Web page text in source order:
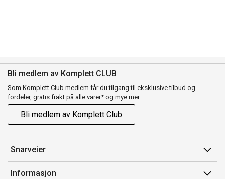
Bli medlem av Komplett CLUB
Som Komplett Club medlem får du tilgang til eksklusive tilbud og
fordeler, gratis frakt på alle varer* og mye mer.
Bli medlem av Komplett Club
Snarveier
Min side
Informasjon